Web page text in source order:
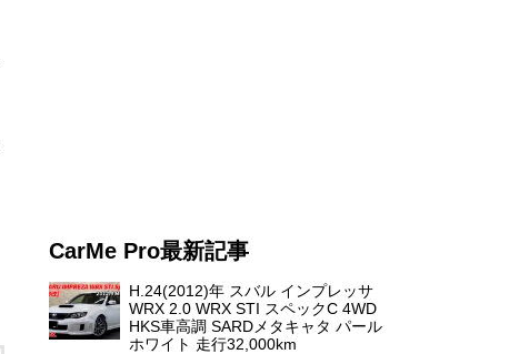
CarMe Pro最新記事
H.24(2012)年 スバル インプレッサ
WRX 2.0 WRX STI スペックC 4WD
HKS車高調 SARDメタキャタ パール
ホワイト 走行32,000km